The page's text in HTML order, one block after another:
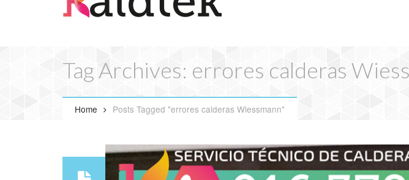
Tag Archives: errores calderas
Home Posts Tagged "errores calderas Wiessmann"